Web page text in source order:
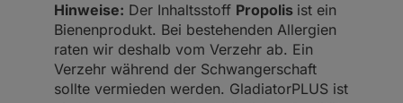
Hinweise: Der Inhaltsstoff Propolis ist ein
Bienenprodukt. Bei bestehenden Allergien
raten wir deshalb vom Verzehr ab. Ein
Verzehr während der Schwangerschaft
sollte vermieden werden. GladiatorPLUS ist